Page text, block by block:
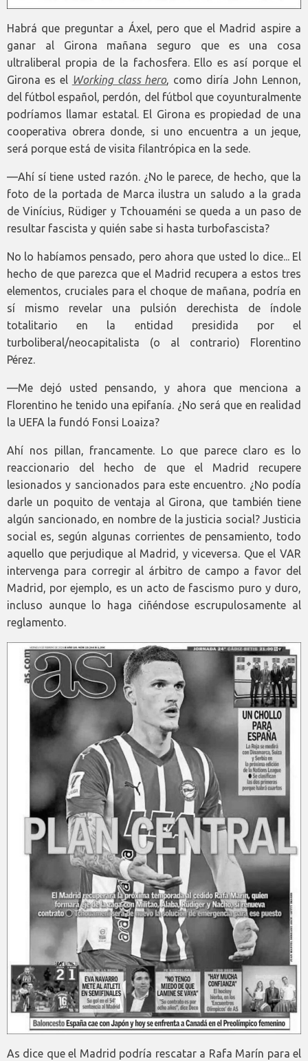
Habrá que preguntar a Áxel, pero que el Madrid aspire a
ganar al Girona mañana seguro que es una cosa
ultraliberal propia de la fachosfera. Ello es así porque el
Girona es el Working class hero, como diría John Lennon,
del fútbol español, perdón, del fútbol que coyunturalmente
podríamos llamar estatal. El Girona es propiedad de una
cooperativa obrera donde, si uno encuentra a un jeque,
será porque está de visita filantrópica en la sede.
—Ahí sí tiene usted razón. ¿No le parece, de hecho, que la
foto de la portada de Marca ilustra un saludo a la grada
de Vinícius, Rüdiger y Tchouaméni se queda a un paso de
resultar fascista y quién sabe si hasta turbofascista?
No lo habíamos pensado, pero ahora que usted lo dice... El
hecho de que parezca que el Madrid recupera a estos tres
elementos, cruciales para el choque de mañana, podría en
sí mismo revelar una pulsión derechista de índole
totalitario en la entidad presidida por el
turboliberal/neocapitalista (o al contrario) Florentino
Pérez.
—Me dejó usted pensando, y ahora que menciona a
Florentino he tenido una epifanía. ¿No será que en realidad
la UEFA la fundó Fonsi Loaiza?
Ahí nos pillan, francamente. Lo que parece claro es lo
reaccionario del hecho de que el Madrid recupere
lesionados y sancionados para este encuentro. ¿No podía
darle un poquito de ventaja al Girona, que también tiene
algún sancionado, en nombre de la justicia social? Justicia
social es, según algunas corrientes de pensamiento, todo
aquello que perjudique al Madrid, y viceversa. Que el VAR
intervenga para corregir al árbitro de campo a favor del
Madrid, por ejemplo, es un acto de fascismo puro y duro,
incluso aunque lo haga ciñéndose escrupulosamente al
reglamento.
As dice que el Madrid podría rescatar a Rafa Marín para el